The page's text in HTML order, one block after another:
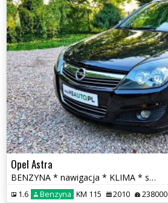
Opel Astra
BENZYNA * nawigacja * KLIMA * super * okazja * POLECAMY
1.6 Benzyna KM 115 2010 238000